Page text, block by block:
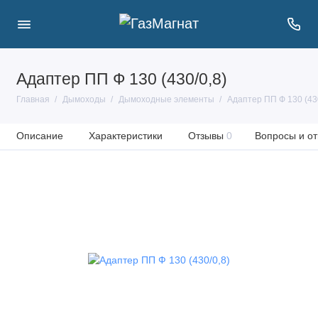
Адаптер ПП Ф 130 (430/0,8)
Главная Дымоходы Дымоходные элементы Адаптер ПП Ф 130
Описание Характеристики Отзывы 0 Вопросы и